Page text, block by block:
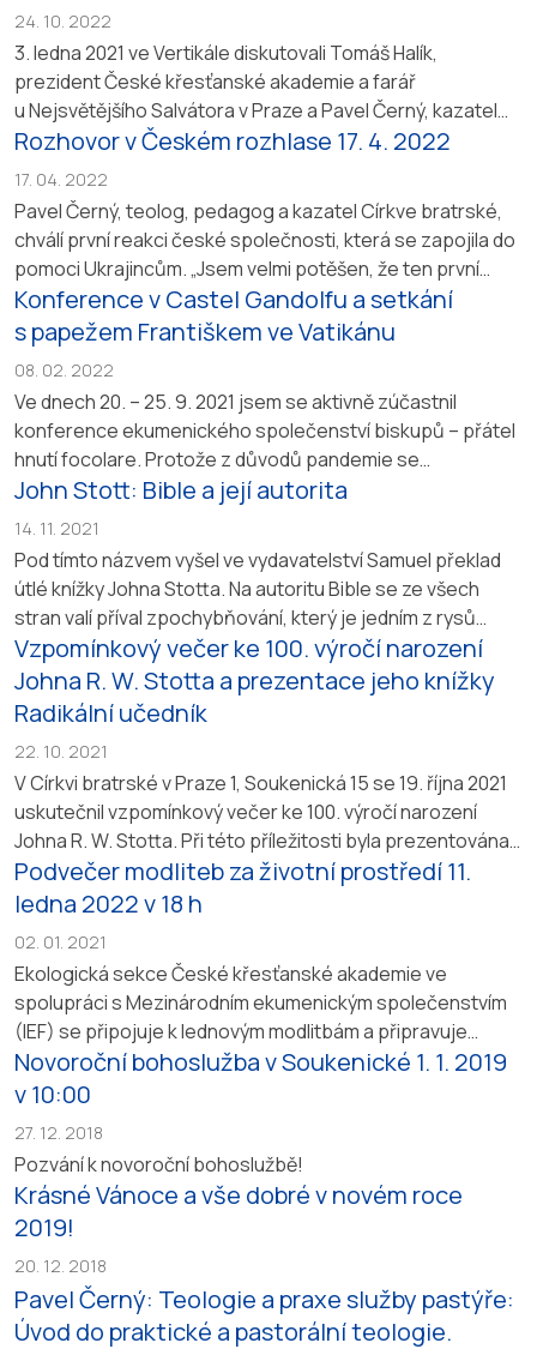
24. 10. 2022
3. ledna 2021 ve Vertikále diskutovali Tomáš Halík,
prezident České křesťanské akademie a farář
u Nejsvětějšího Salvátora v Praze a Pavel Černý, kazatel
Církve bratrské, pedagog a emeritní předseda
Ekumenické rady církví.
halik-tento-rok-bude-tvrdy-az-se-usadi-prach-teprve-
se-ukazou-dusledky-8394332
Rozhovor v Českém rozhlase 17. 4. 2022
17. 04. 2022
Pavel Černý, teolog, pedagog a kazatel Církve bratrské,
chválí první reakci české společnosti, která se zapojila do
pomoci Ukrajincům. „Jsem velmi potěšen, že ten první
náraz společnost zvládla skvěle. Sbírky byly překvapivě
vysoké, vybralo se mnoho financí, šatstva, potravin
a dalších potřebných věcí.“ Rozhovor s Evou Hůlkovou
a ředitelem Charity J. Líčkem o uprchlické vlně...
Konference v Castel Gandolfu a setkání
s papežem Františkem ve Vatikánu
08. 02. 2022
Ve dnech 20. – 25. 9. 2021 jsem se aktivně zúčastnil
konference ekumenického společenství biskupů – přátel
hnutí focolare. Protože z důvodů pandemie se
konference nemohla konat prezenčně, setkalo se nás
několik v Castel Gandolfu a odtud byla konference
vysílána pro dalších asi 200 biskupů z celého světa
a z různých církví. Konference měla název: Dare to be
One....
John Stott: Bible a její autorita
14. 11. 2021
Pod tímto názvem vyšel ve vydavatelství Samuel překlad
útlé knížky Johna Stotta. Na autoritu Bible se ze všech
stran valí příval zpochybňování, který je jedním z rysů
dnešního pluralismu. Stott srozumitelně vysvětluje, proč
a v čem je Bible jedinečnou knihou, která si svou autoritu
zaslouží. Kniha je k dostání v knikupectví Samuel.
Vzpomínkový večer ke 100. výročí narození
Johna R. W. Stotta a prezentace jeho knížky
Radikální učedník
22. 10. 2021
V Církvi bratrské v Praze 1, Soukenická 15 se 19. října 2021
uskutečnil vzpomínkový večer ke 100. výročí narození
Johna R. W. Stotta. Při této příležitosti byla prezentována
Stottova kniha, kterou pohotově vydalo nakladatelství
Biblion. Jedná se o poslední Stottovu knihu “Radikální
v této knížce vyjádřil svůj odkaz pro...
Podvečer modliteb za životní prostředí 11.
ledna 2022 v 18 h
02. 01. 2021
Ekologická sekce České křesťanské akademie ve
spolupráci s Mezinárodním ekumenickým společenstvím
(IEF) se připojuje k lednovým modlitbám a připravuje
Podvečer modliteb za životní prostředí a náš vztah
k němu. Kázáním poslouží br. kazatel Pavel Černý, zpěv
setkání, které se uskuteční v úterý 11. ledna 2022 od...
Novoroční bohoslužba v Soukenické 1. 1. 2019
v 10:00
27. 12. 2018
Pozvání k novoroční bohoslužbě!
Krásné Vánoce a vše dobré v novém roce
2019!
20. 12. 2018
Pavel Černý: Teologie a praxe služby pastýře:
Úvod do praktické a pastorální teologie.